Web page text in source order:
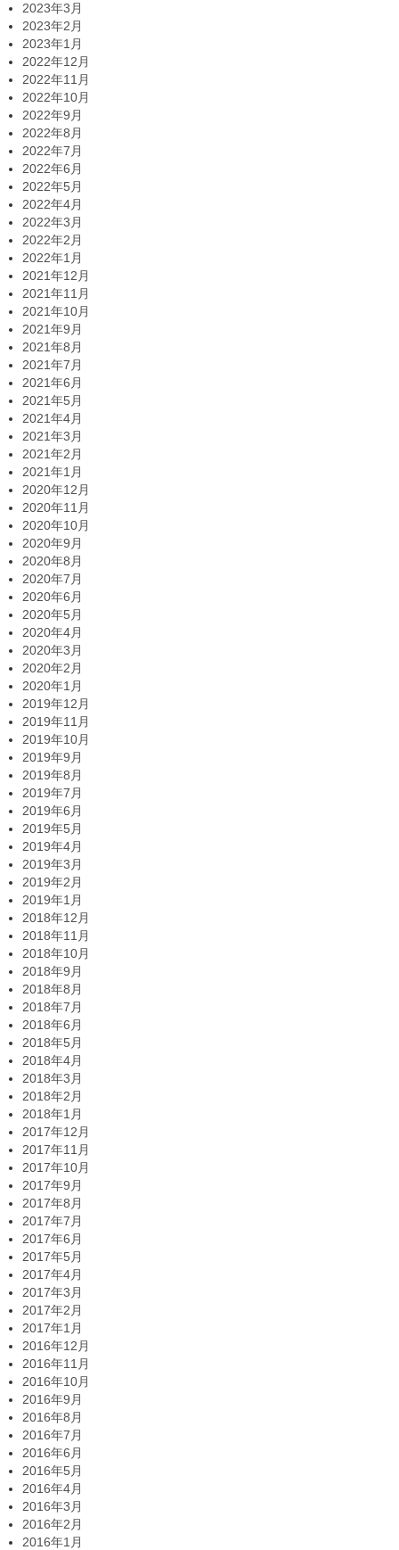
2023年3月
2023年2月
2023年1月
2022年12月
2022年11月
2022年10月
2022年9月
2022年8月
2022年7月
2022年6月
2022年5月
2022年4月
2022年3月
2022年2月
2022年1月
2021年12月
2021年11月
2021年10月
2021年9月
2021年8月
2021年7月
2021年6月
2021年5月
2021年4月
2021年3月
2021年2月
2021年1月
2020年12月
2020年11月
2020年10月
2020年9月
2020年8月
2020年7月
2020年6月
2020年5月
2020年4月
2020年3月
2020年2月
2020年1月
2019年12月
2019年11月
2019年10月
2019年9月
2019年8月
2019年7月
2019年6月
2019年5月
2019年4月
2019年3月
2019年2月
2019年1月
2018年12月
2018年11月
2018年10月
2018年9月
2018年8月
2018年7月
2018年6月
2018年5月
2018年4月
2018年3月
2018年2月
2018年1月
2017年12月
2017年11月
2017年10月
2017年9月
2017年8月
2017年7月
2017年6月
2017年5月
2017年4月
2017年3月
2017年2月
2017年1月
2016年12月
2016年11月
2016年10月
2016年9月
2016年8月
2016年7月
2016年6月
2016年5月
2016年4月
2016年3月
2016年2月
2016年1月